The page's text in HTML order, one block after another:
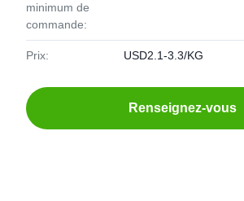
minimum de
commande:
Prix: USD2.1-3.3/KG
Renseignez-vous